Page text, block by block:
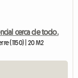
cerca de todo.
(1150) | 20 M2